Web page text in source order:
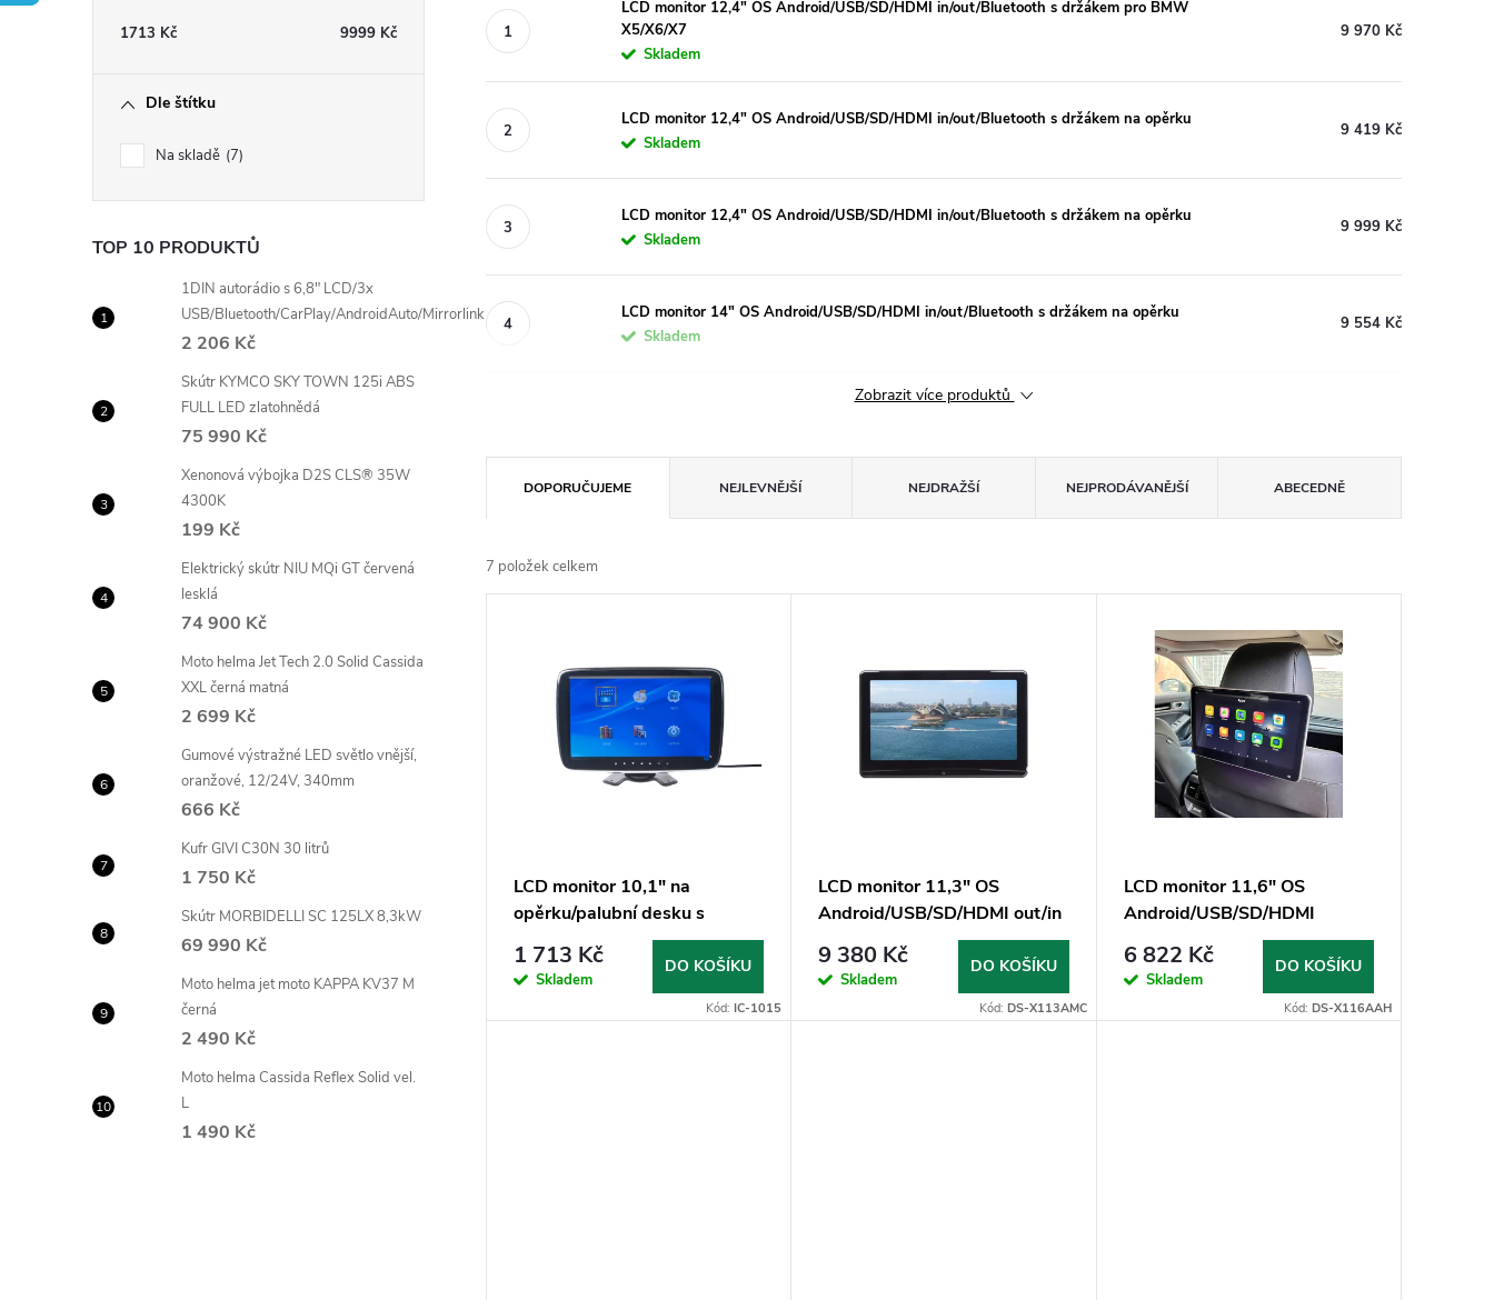
n
n
í
a
e
l
1713 Kč 9999 Kč
Dle štítku
Na skladě 7
TOP 10 PRODUKTŮ
1DIN autorádio s 6,8" LCD/3x
USB/Bluetooth/CarPlay/AndroidAuto/Mirrorlink
2 206 Kč
Skútr KYMCO SKY TOWN 125i ABS
FULL LED zlatohnědá
75 990 Kč
Xenonová výbojka D2S CLS® 35W
4300K
199 Kč
Elektrický skútr NIU MQi GT červená
lesklá
74 900 Kč
Moto helma Jet Tech 2.0 Solid Cassida
XXL černá matná
2 699 Kč
Gumové výstražné LED světlo vnější,
oranžové, 12/24V, 340mm
666 Kč
Kufr GIVI C30N 30 litrů
1 750 Kč
Skútr MORBIDELLI SC 125LX 8,3kW
69 990 Kč
Moto helma jet moto KAPPA KV37 M
černá
2 490 Kč
Moto helma Cassida Reflex Solid vel.
L
1 490 Kč
LCD monitor 12,4" OS Android/USB/SD/HDMI in/out/Bluetooth s držákem pro BMW
X5/X6/X7
Skladem
9 970 Kč
LCD monitor 12,4" OS Android/USB/SD/HDMI in/out/Bluetooth s držákem na opěrku
Skladem
9 419 Kč
LCD monitor 12,4" OS Android/USB/SD/HDMI in/out/Bluetooth s držákem na opěrku
Skladem
9 999 Kč
LCD monitor 14" OS Android/USB/SD/HDMI in/out/Bluetooth s držákem na opěrku
Skladem
9 554 Kč
Zobrazit více produktů
a
z
u
DOPORUČUJEME NEJLEVNĚJŠÍ NEJDRAŽŠÍ NEJPRODÁVANĚJŠÍ ABECEDNĚ
7 položek celkem
o
LCD monitor 10,1" na
opěrku/palubní desku s
microSD/USB/FM modulátor
1 713 Kč
Skladem
DO KOŠÍKU
Kód:IC-1015
LCD monitor 11,3" OS
Android/USB/SD/HDMI out/in
s držákem pro Mercedes-
Benz
9 380 Kč
Skladem
DO KOŠÍKU
Kód: DS-X113AMC
LCD monitor 11,6" OS
Android/USB/SD/HDMI
in/out/Bluetooth s držákem na
opěrku
6 822 Kč
Skladem
DO KOŠÍKU
Kód: DS-X116AAH